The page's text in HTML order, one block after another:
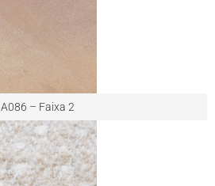
A086 – Faixa 2